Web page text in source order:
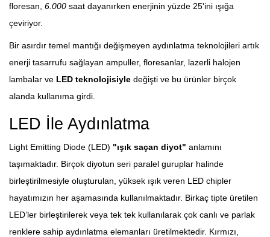
floresan, 6.000 saat dayanırken enerjinin yüzde 25'ini ışığa
çeviriyor.
Bir asırdır temel mantığı değişmeyen aydınlatma teknolojileri artık
enerji tasarrufu sağlayan ampuller, floresanlar, lazerli halojen
lambalar ve LED teknolojisiyle değişti ve bu ürünler birçok
alanda kullanıma girdi.
LED İle Aydınlatma
Light Emitting Diode (LED) "ışık saçan diyot" anlamını
taşımaktadır. Birçok diyotun seri paralel guruplar halinde
birleştirilmesiyle oluşturulan, yüksek ışık veren LED chipler
hayatımızın her aşamasında kullanılmaktadır. Birkaç tipte üretilen
LED’ler birleştirilerek veya tek tek kullanılarak çok canlı ve parlak
renklere sahip aydınlatma elemanları üretilmektedir. Kırmızı,